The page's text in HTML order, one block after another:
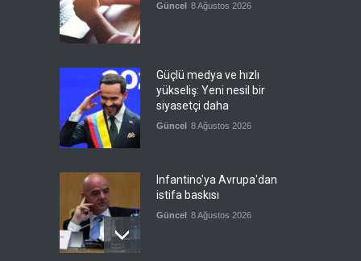
Güncel 8 Ağustos 2026
Güçlü medya ve hızlı
yükseliş: Yeni nesil bir
siyasetçi daha
Güncel 8 Ağustos 2026
Infantino'ya Avrupa'dan
istifa baskısı
Güncel 8 Ağustos 2026